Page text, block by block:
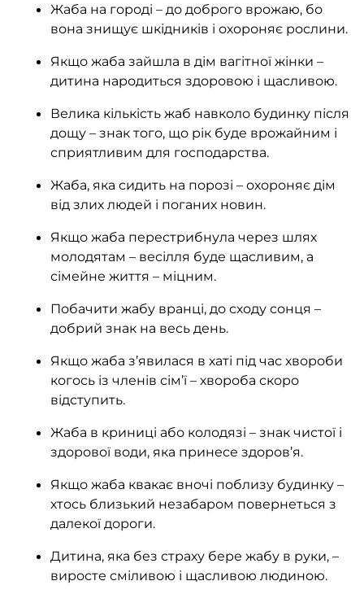
Жаба на городі – до доброго врожаю, бо
вона знищує шкідників і охороняє рослини.
Якщо жаба зайшла в дім вагітної жінки –
дитина народиться здоровою і щасливою.
Велика кількість жаб навколо будинку після
дощу – знак того, що рік буде врожайним і
сприятливим для господарства.
Жаба, яка сидить на порозі – охороняє дім
від злих людей і поганих новин.
Якщо жаба перестрибнула через шлях
молодятам – весілля буде щасливим, а
сімейне життя – міцним.
Побачити жабу вранці, до сходу сонця –
добрий знак на весь день.
Якщо жаба з’явилася в хаті під час хвороби
когось із членів сім’ї – хвороба скоро
відступить.
Жаба в криниці або колодязі – знак чистої і
здорової води, яка принесе здоров’я.
Якщо жаба квакає вночі поблизу будинку –
хтось близький незабаром повернеться з
далекої дороги.
Дитина, яка без страху бере жабу в руки, –
виросте сміливою і щасливою людиною.